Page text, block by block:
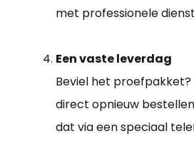
met professionele
Een vaste leverdag
Beviel het proefpakket?
direct opnieuw
dat via een speciaal